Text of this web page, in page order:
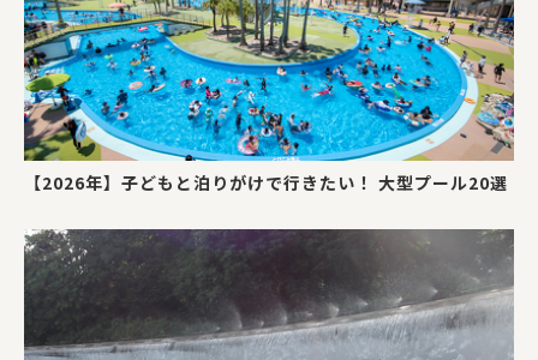
【2026年】子どもと泊りがけで行きたい！ 大型プール20選